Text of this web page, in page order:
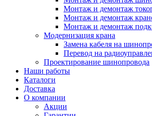
Монтаж и демонтаж
Монтаж и демонтаж
Монтаж и демонтаж
Модернизация крана
Замена кабеля на
Перевод на
Проектирование шинопровода
Наши работы
Каталоги
Доставка
О компании
Акции